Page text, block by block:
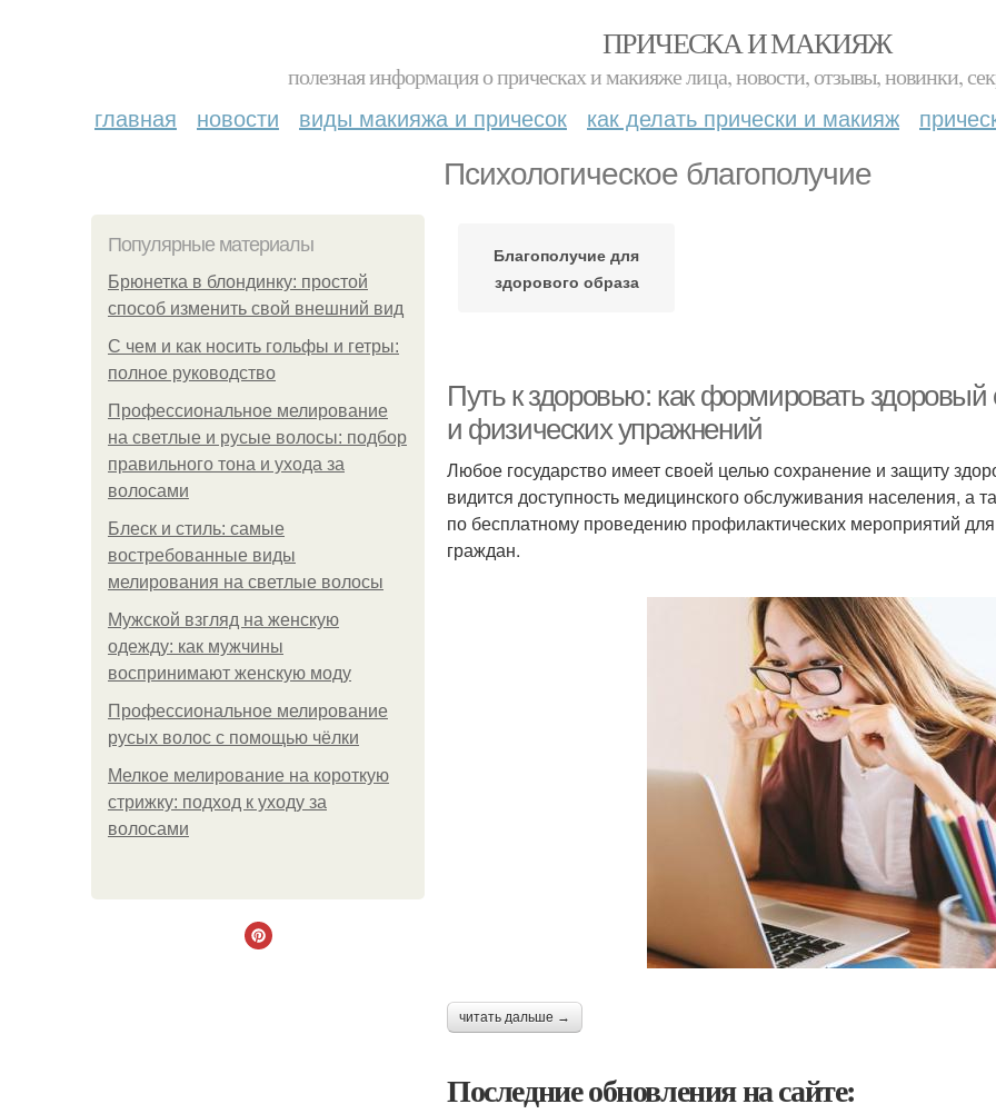
ПРИЧЕСКА И МАКИЯЖ
полезная информация о прическах и макияже лица, новости, отзывы, новинки,
главная новости виды макияжа и причесок как делать прически и макияж
Психологическое благополучие
Популярные материалы
Брюнетка в блондинку: простой
способ изменить свой внешний вид
С чем и как носить гольфы и гетры:
полное руководство
Профессиональное мелирование
на светлые и русые волосы: подбор
правильного тона и ухода за
волосами
Блеск и стиль: самые
востребованные виды
мелирования на светлые волосы
Мужской взгляд на женскую
одежду: как мужчины
воспринимают женскую моду
Профессиональное мелирование
русых волос с помощью чёлки
Мелкое мелирование на короткую
стрижку: подход к уходу за
волосами
Благополучие для
здорового образа
Путь к здоровью: как формировать
и физических упражнений
Любое государство имеет своей целью сохранение и защиту
видится доступность медицинского обслуживания населения,
по бесплатному проведению профилактических мероприятий
граждан.
читать дальше →
Последние обновления на сайте: